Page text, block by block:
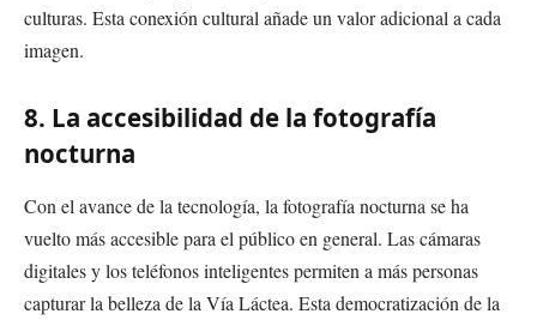
culturas. Esta conexión cultural añade un valor adicional a cada
imagen.
8. La accesibilidad de la fotografía
nocturna
Con el avance de la tecnología, la fotografía nocturna se ha
vuelto más accesible para el público en general. Las cámaras
digitales y los teléfonos inteligentes permiten a más personas
capturar la belleza de la Vía Láctea. Esta democratización de la